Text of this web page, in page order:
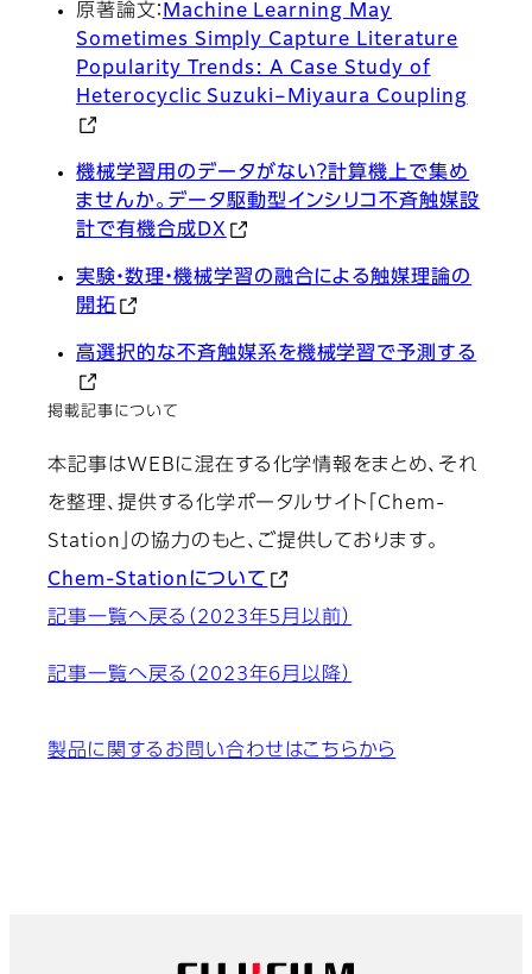
原著論文： Machine Learning May
Sometimes Simply Capture Literature
Popularity Trends: A Case Study of
Heterocyclic Suzuki–Miyaura Coupling
機械学習用のデータがない？計算機上で集め
ませんか。データ駆動型インシリコ不斉触媒設
計で有機合成DX
実験・数理・機械学習の融合による触媒理論の
開拓
高選択的な不斉触媒系を機械学習で予測する
掲載記事について
本記事はWEBに混在する化学情報をまとめ、それ
を整理、提供する化学ポータルサイト「Chem-
Station」の協力のもと、ご提供しております。
Chem-Stationについて
記事一覧へ戻る（2023年5月以前）
記事一覧へ戻る（2023年6月以降）
製品に関するお問い合わせはこちらから